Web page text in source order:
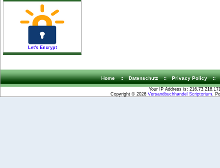
Let's Encrypt
Home :: Datenschutz :: Privacy Policy ::
Your IP Address is:
Copyright © 2026 Versandbuchhandel Scriptorium .